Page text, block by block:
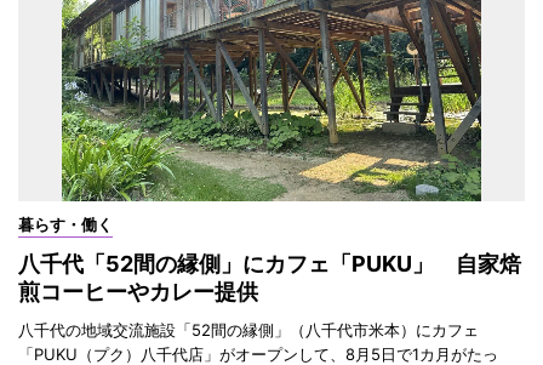
暮らす・働く
八千代「52間の縁側」にカフェ「PUKU」 自家焙
煎コーヒーやカレー提供
八千代の地域交流施設「52間の縁側」（八千代市米本）にカフェ
「PUKU（プク）八千代店」がオープンして、8月5日で1カ月がたっ